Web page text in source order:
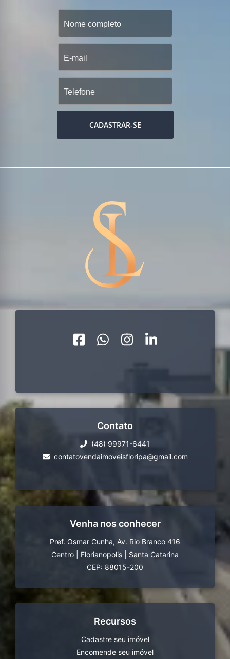
CADASTRAR-SE
Contato
(48) 99971-6441
contatovendaimoveisfloripa@gmail.com
Venha nos conhecer
Pref. Osmar Cunha, Av. Rio Branco 416
Centro
Florianopolis
Santa Catarina
CEP: 88015-200
Recursos
Cadastre seu imóvel
Encomende seu imóvel